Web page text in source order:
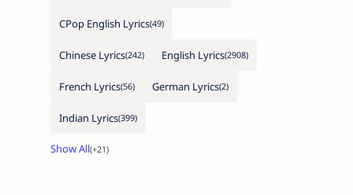
CPop English Lyrics
Chinese Lyrics English Lyrics
French Lyrics German Lyrics
Indian Lyrics